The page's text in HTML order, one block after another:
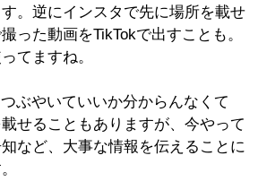
。逆にインスタで先に場所を載せ
った動画をTikTokで出すことも。
てますね。
ぶやいていいか分からんなくて
載せることもありますが、今やって
など、大事な情報を伝えることに